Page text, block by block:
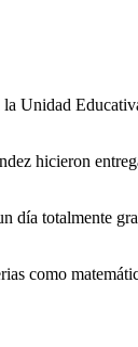
Unidad
hicieron
día totalmente
como